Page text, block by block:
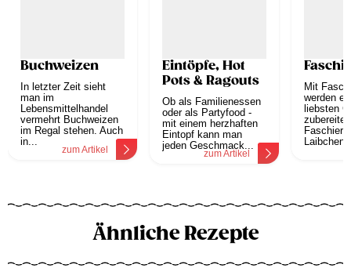
Buchweizen
In letzter Zeit sieht
man im
Lebensmittelhandel
vermehrt Buchweizen
im Regal stehen. Auch
in...
zum Artikel
Eintöpfe, Hot
Pots & Ragouts
Ob als Familienessen
oder als Partyfood -
mit einem herzhaften
Eintopf kann man
jeden Geschmack...
zum Artikel
Mit
werden
liebsten
Ähnliche Rezepte